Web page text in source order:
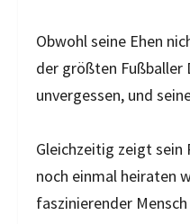
Obwohl seine Ehen
der größten Fußballer
unvergessen, und
Gleichzeitig zeigt sein
noch einmal heiraten
faszinierender